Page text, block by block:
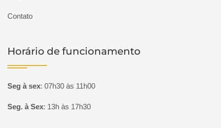
Contato
Horário de funcionamento
Seg à sex: 07h30 às 11h00
Seg. à Sex: 13h às 17h30